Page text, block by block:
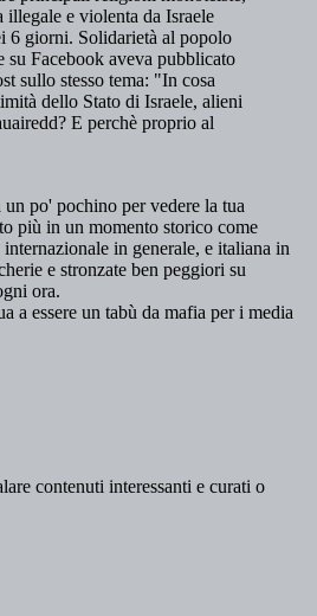
contenuti interessanti e curati o